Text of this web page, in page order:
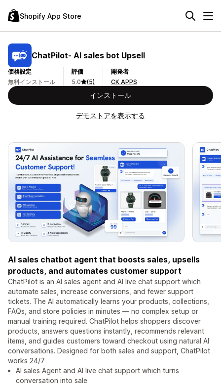
Shopify App Store
ChatPilot‑ AI sales bot Upsell
価格設定
無料インストール
評価
5.0
(5)
開発者
CK APPS
インストール
デモストアを表示する
AI sales chatbot agent that boosts sales, upsells
products, and automates customer support
ChatPilot is an AI sales agent and AI live chat support which
automate sales, increase conversions, and fewer support
tickets. The AI automatically learns your products, collections,
FAQs, and store policies in minutes — no complex setup or
manual training required. ChatPilot helps shoppers discover
products, answers questions instantly, recommends relevant
items, and guides customers toward checkout using natural AI
conversations. Designed for both sales and support, ChatPilot
works 24/7
AI sales Agent and AI live chat support which turns
conversation into sale